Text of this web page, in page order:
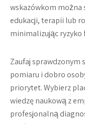
wskazówkom można
edukacji, terapii lub
minimalizując ryzyko
Zaufaj sprawdzonym
pomiaru i dobro
priorytet. Wybierz
wiedzę naukową z
profesjonalną